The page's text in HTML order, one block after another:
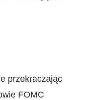
przekraczając
FOMC